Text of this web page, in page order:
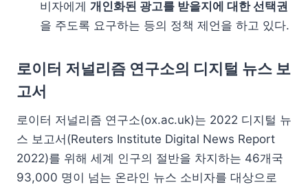
비자에게 개인화된 광고를 받을지에 대한 선택권
을 주도록 요구하는 등의 정책 제언을 하고 있다.
로이터 저널리즘 연구소의 디지털 뉴스 보
고서
로이터 저널리즘 연구소(ox.ac.uk)는 2022 디지털 뉴
스 보고서(Reuters Institute Digital News Report
2022)를 위해 세계 인구의 절반을 차지하는 46개국
93,000 명이 넘는 온라인 뉴스 소비자를 대상으로